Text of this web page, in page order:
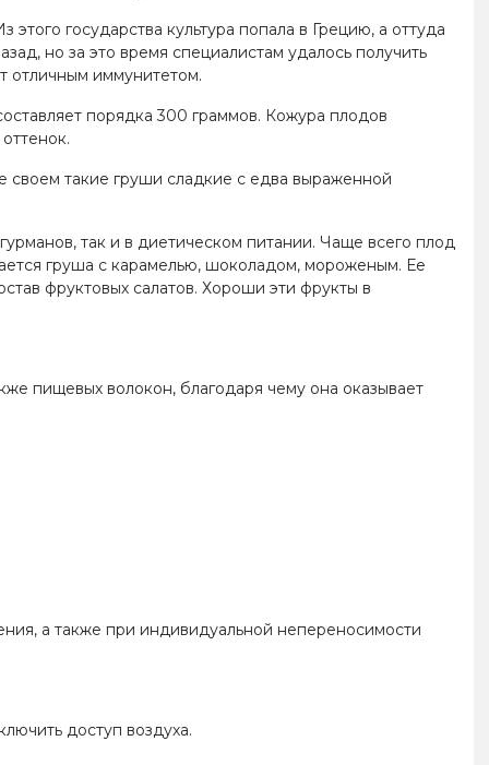
государства культура попала в Грецию, а оттуда
но за это время специалистам удалось получить
отличным иммунитетом.
порядка 300 граммов. Кожура плодов
такие груши сладкие с едва выраженной
так и в диетическом питании. Чаще всего плод
груша с карамелью, шоколадом, мороженым. Ее
фруктовых салатов. Хороши эти фрукты в
пищевых волокон, благодаря чему она оказывает
а также при индивидуальной непереносимости
доступ воздуха.